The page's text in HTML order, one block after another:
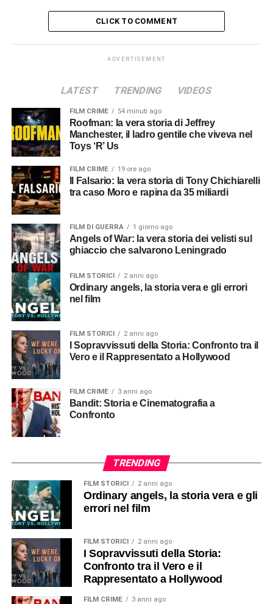
CLICK TO COMMENT
ADVERTISEMENT
LATEST TRENDING VIDEOS
FILM CRIME 54 minuti ago
Roofman: la vera storia di Jeffrey
Manchester, il ladro gentile che viveva nel
Toys ‘R’ Us
FILM CRIME 19 ore ago
tra caso Moro e rapina da 35 miliardi
FILM DI GUERRA 1 giorno ago
Angels of War: la vera storia dei velisti sul
ghiaccio che salvarono Leningrado
FILM STORICI 2 anni ago
Ordinary angels, la storia vera e gli errori
nel film
FILM STORICI 2 anni ago
Vero e il Rappresentato a Hollywood
FILM CRIME 3 anni ago
Bandit: Storia e Cinematografia a
Confronto
TRENDING
FILM STORICI 2 anni ago
Ordinary angels, la storia vera e gli
errori nel film
FILM STORICI 2 anni ago
I Sopravvissuti della Storia:
Confronto tra il Vero e il
Rappresentato a Hollywood
FILM CRIME 3 anni ago